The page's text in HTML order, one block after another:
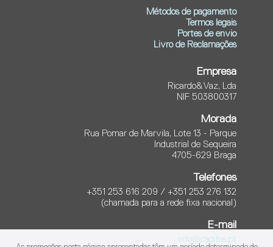
Métodos de pagamento
Termos legais
Portes de envio
Livro de Reclamações
Empresa
Ricardo&Vaz, Lda
NIF 503800317
Morada
Rua Pomar de Marvila, Lote 13 - Parque
Industrial de Sequeira
4705-629 Braga
Telefones
+351 253 616 209 / +351 253 276 132
(chamada para a rede fixa nacional)
E-mail
info@cacifos.pt